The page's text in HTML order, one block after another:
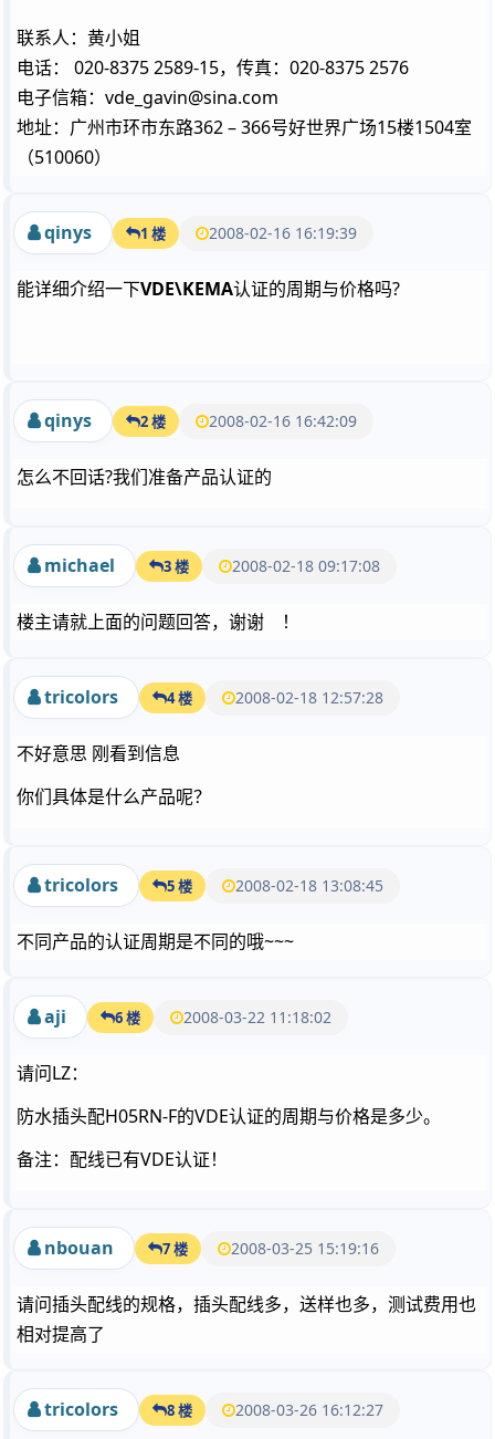
联系人：黄小姐
电话： 020-8375 2589-15，传真： 020-8375 2576
电子信箱： vde_gavin@sina.com
地址：广州市环市东路362 – 366号好世界广场15楼1504室
（510060）
qinys 1 楼 2008-02-16 16:19:39
能详细介绍一下VDE\KEMA认证的周期与价格吗?
qinys 2 楼 2008-02-16 16:42:09
怎么不回话?我们准备产品认证的
michael 3 楼 2008-02-18 09:17:08
楼主请就上面的问题回答，谢谢 ！
tricolors 4 楼 2008-02-18 12:57:28
不好意思 刚看到信息
你们具体是什么产品呢？
tricolors 5 楼 2008-02-18 13:08:45
不同产品的认证周期是不同的哦~~~
aji 6 楼 2008-03-22 11:18:02
请问LZ：
防水插头配H05RN-F的VDE认证的周期与价格是多少。
备注：配线已有VDE认证！
nbouan 7 楼 2008-03-25 15:19:16
请问插头配线的规格，插头配线多，送样也多，测试费用也
相对提高了
tricolors 8 楼 2008-03-26 16:12:27